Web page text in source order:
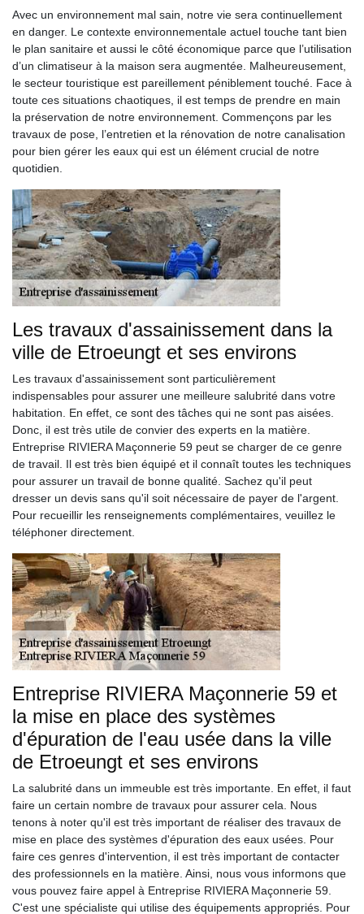
Avec un environnement mal sain, notre vie sera continuellement
en danger. Le contexte environnementale actuel touche tant bien
le plan sanitaire et aussi le côté économique parce que l’utilisation
d’un climatiseur à la maison sera augmentée. Malheureusement,
le secteur touristique est pareillement péniblement touché. Face à
toute ces situations chaotiques, il est temps de prendre en main
la préservation de notre environnement. Commençons par les
travaux de pose, l’entretien et la rénovation de notre canalisation
pour bien gérer les eaux qui est un élément crucial de notre
quotidien.
Les travaux d'assainissement dans la
ville de Etroeungt et ses environs
Les travaux d'assainissement sont particulièrement
indispensables pour assurer une meilleure salubrité dans votre
habitation. En effet, ce sont des tâches qui ne sont pas aisées.
Donc, il est très utile de convier des experts en la matière.
Entreprise RIVIERA Maçonnerie 59 peut se charger de ce genre
de travail. Il est très bien équipé et il connaît toutes les techniques
pour assurer un travail de bonne qualité. Sachez qu'il peut
dresser un devis sans qu'il soit nécessaire de payer de l'argent.
Pour recueillir les renseignements complémentaires, veuillez le
téléphoner directement.
Entreprise RIVIERA Maçonnerie 59 et
la mise en place des systèmes
d'épuration de l'eau usée dans la ville
de Etroeungt et ses environs
La salubrité dans un immeuble est très importante. En effet, il faut
faire un certain nombre de travaux pour assurer cela. Nous
tenons à noter qu'il est très important de réaliser des travaux de
mise en place des systèmes d'épuration des eaux usées. Pour
faire ces genres d'intervention, il est très important de contacter
des professionnels en la matière. Ainsi, nous vous informons que
vous pouvez faire appel à Entreprise RIVIERA Maçonnerie 59.
C'est une spécialiste qui utilise des équipements appropriés. Pour